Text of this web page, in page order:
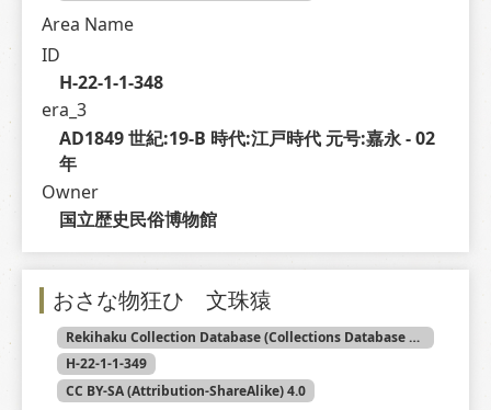
Area Name
ID
H-22-1-1-348
era_3
AD1849 世紀:19-B 時代:江戸時代 元号:嘉永 - 02
年
Owner
国立歴史民俗博物館
おさな物狂ひ 文珠猿
Rekihaku Collection Database (Collections Database of the National Museum of Japanese History)
H-22-1-1-349
CC BY-SA (Attribution-ShareAlike) 4.0